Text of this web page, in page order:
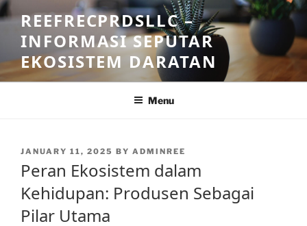
Skip
to
content
REEFRECPRDSLLC –
INFORMASI SEPUTAR
EKOSISTEM DARATAN
Menu
POSTED
JANUARY 11, 2025 BY ADMINREE
Peran Ekosistem dalam
Kehidupan: Produsen Sebagai
Pilar Utama